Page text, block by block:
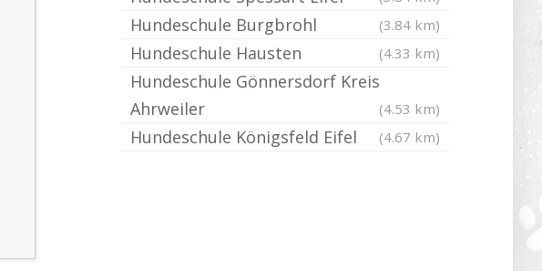
Hundeschule Burgbrohl (3.84 km)
Hundeschule Hausten (4.33 km)
Hundeschule Gönnersdorf Kreis
Ahrweiler
(4.53 km)
Hundeschule Königsfeld Eifel (4.67 km)